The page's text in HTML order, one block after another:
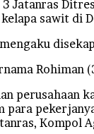
Jatanras
sawit di
Rohiman
perusahaan
Kompol